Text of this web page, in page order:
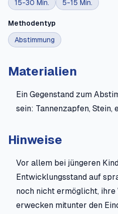
15-30 Min. 5-15 Min.
Methodentyp
Abstimmung
Materialien
Ein Gegenstand zum
sein: Tannenzapfen, Stein,
Hinweise
Vor allem bei jüngeren
Entwicklungsstand auf
noch nicht ermöglicht, ihre
erwecken mitunter den